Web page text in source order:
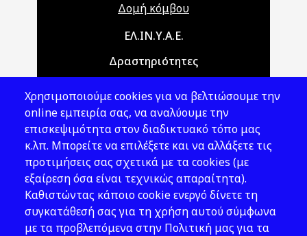
Δομή κόμβου
Main navigationΕΛ.ΙΝ.Υ.Α.Ε.
Δραστηριότητες
Νομοθεσία
Εκδόσεις
Νέα - Εκδηλώσεις
Ακολουθήστε μας
Χρησιμοποιούμε cookies για να βελτιώσουμε την
online εμπειρία σας, να αναλύουμε την
επισκεψιμότητα στον διαδικτυακό τόπο μας
κ.λπ. Μπορείτε να επιλέξετε και να αλλάξετε τις
προτιμήσεις σας σχετικά με τα cookies (με
εξαίρεση όσα είναι τεχνικώς απαραίτητα).
Καθιστώντας κάποιο cookie ενεργό δίνετε τη
συγκατάθεσή σας για τη χρήση αυτού σύμφωνα
με τα προβλεπόμενα στην Πολιτική μας για τα